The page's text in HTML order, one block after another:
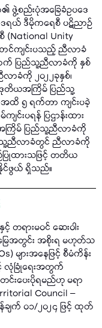
စည်းပုံအခြေခံဥပဒေ
ဒရယ် ဒီမိုကရေစီ ပဋိညာဉ်
Unity
ာင်ကျင်းပသည့် ညီလာခံ
က် ပြည်သူ့ညီလာခံကို နှစ်
ာခံကို ၂၀၂၂ခုနှစ်၊
ဒုတိယအကြိမ် ပြည်သူ့
ထိ ၅ ရက်တာ ကျင်းပခဲ့
းပရန် ပြဌာန်းထား
အကြိမ် ပြည်သူ့ညီလာခံကို
ည်သူ့ညီလာခံတွင် ညီလာခံကို
ြုထားသဖြင့် တတိယ
င်ဖွယ် ရှိသည်။
ရားမဝင် ဆေးဝါး
ေအတွင်း အစိုးရ မဟုတ်သ
များအနေဖြင့် စီမံကိန်း
လုံခြုံရေးအတွက်
င်းပေးပိုရမည်ဟု မရာ
Council –
က် ၀၁/၂၀၂၄ ဖြင့် ထုတ်